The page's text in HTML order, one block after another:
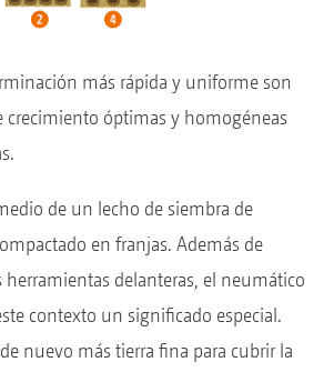
más rápida y uniforme son
crecimiento óptimas y homogéneas
de un lecho de siembra de
en franjas. Además de
herramientas delanteras, el neumático
contexto un significado especial.
nuevo más tierra fina para cubrir la